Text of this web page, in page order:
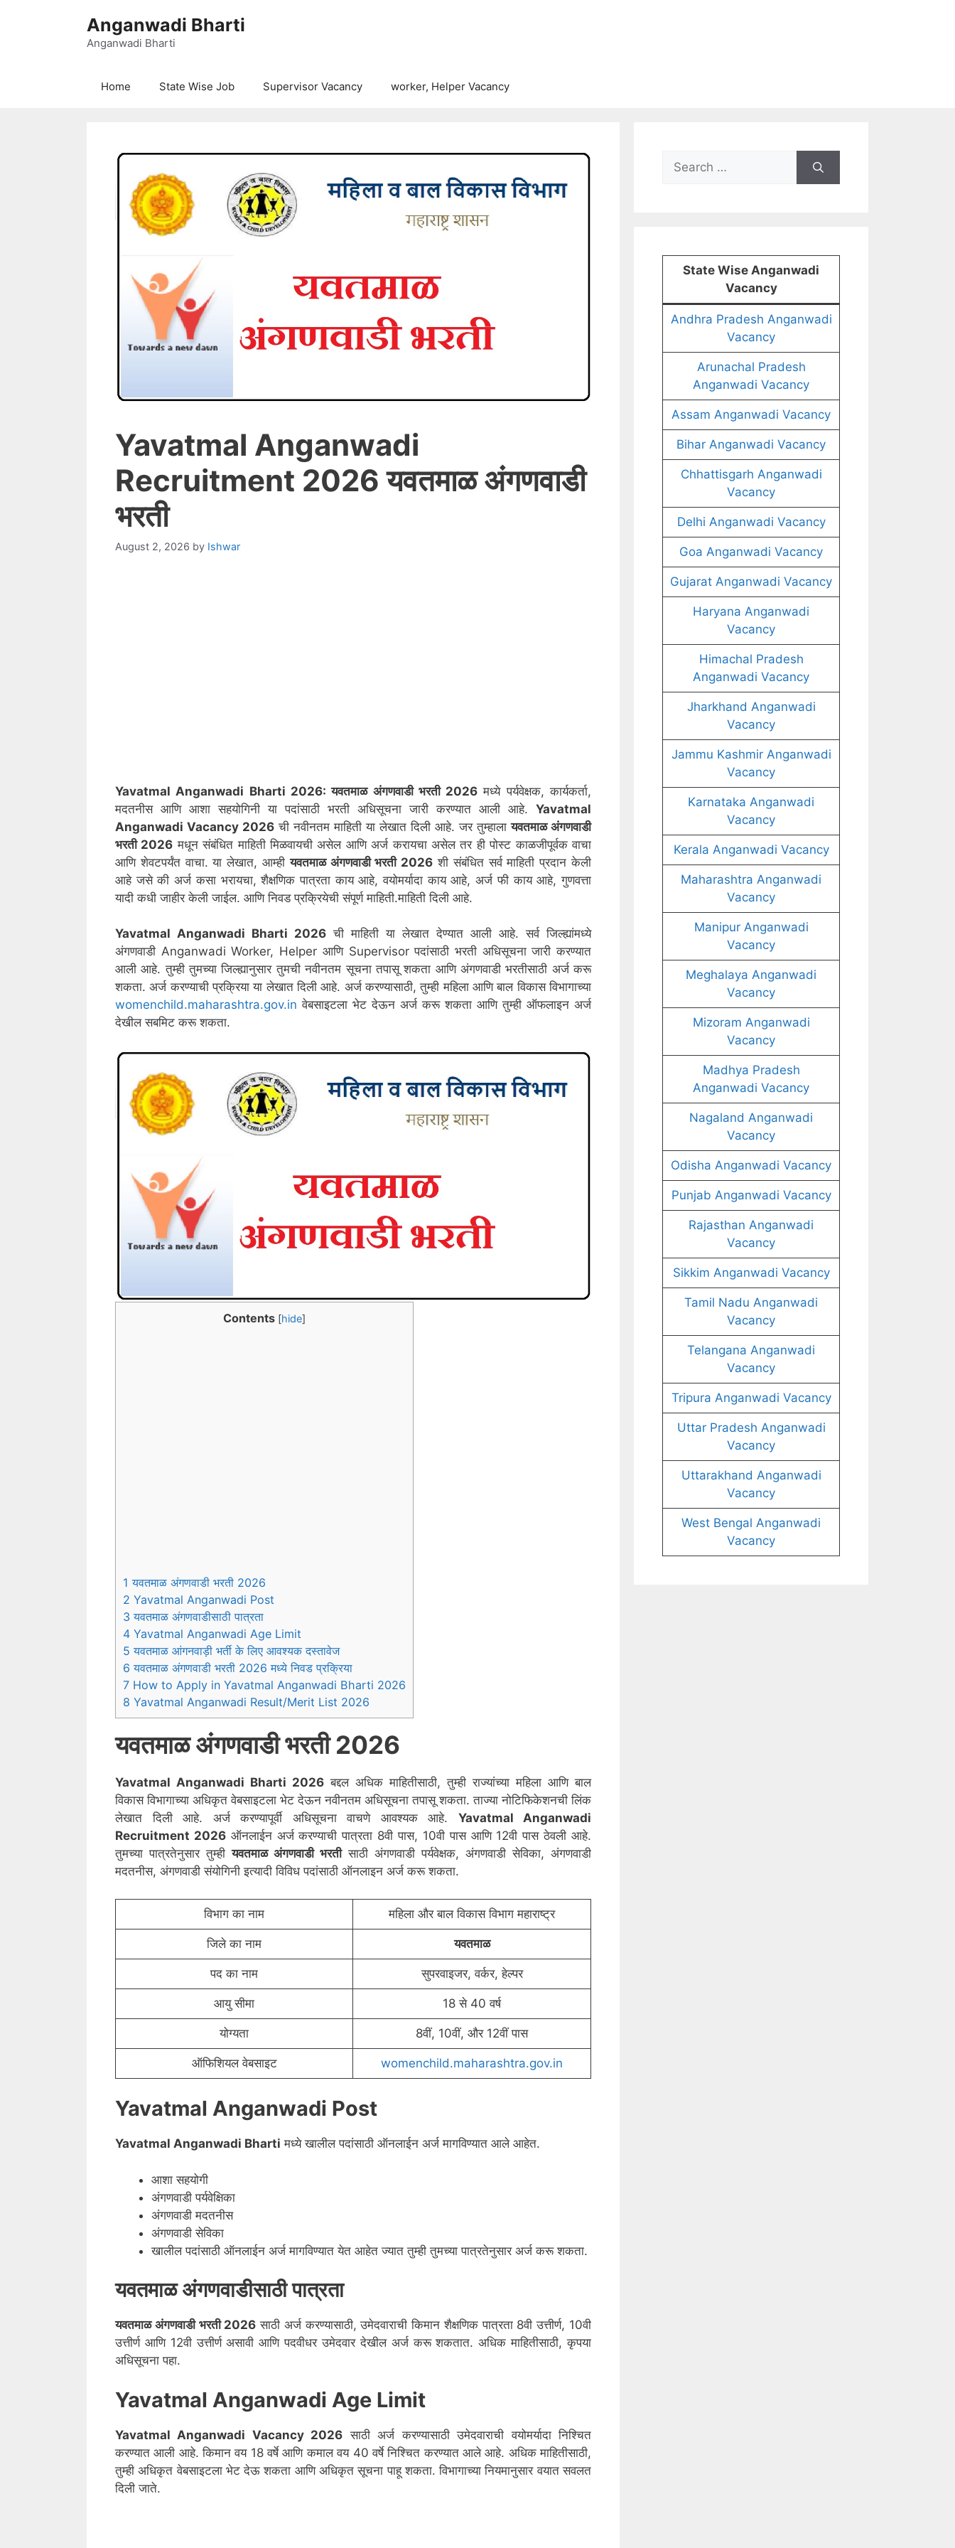
Anganwadi Bharti
Anganwadi Bharti
Home State Wise Job Supervisor Vacancy worker, Helper Vacancy
Yavatmal Anganwadi
Recruitment 2026 यवतमाळ अंगणवाडी
भरती
August 2, 2026 by Ishwar
Yavatmal Anganwadi Bharti 2026: यवतमाळ अंगणवाडी भरती 2026 मध्ये पर्यवेक्षक, कार्यकर्ता,
मदतनीस आणि आशा सहयोगिनी या पदांसाठी भरती अधिसूचना जारी करण्यात आली आहे. Yavatmal
Anganwadi Vacancy 2026 ची नवीनतम माहिती या लेखात दिली आहे. जर तुम्हालायवतमाळ अंगणवाडी
भरती 2026 मधून संबंधित माहिती मिळवायची असेल आणि अर्ज करायचा असेल तर ही पोस्ट काळजीपूर्वक वाचा
आणि शेवटपर्यंत वाचा. या लेखात, आम्हीयवतमाळ अंगणवाडी भरती 2026 शी संबंधित सर्व माहिती प्रदान केली
आहे जसे की अर्ज कसा भरायचा, शैक्षणिक पात्रता काय आहे, वयोमर्यादा काय आहे, अर्ज फी काय आहे, गुणवत्ता
यादी कधी जाहीर केली जाईल. आणि निवड प्रक्रियेची संपूर्ण माहिती.माहिती दिली आहे.
Yavatmal Anganwadi Bharti 2026 ची माहिती या लेखात देण्यात आली आहे. सर्व जिल्ह्यांमध्ये
अंगणवाडी Anganwadi Worker, Helper आणि Supervisor पदांसाठी भरती अधिसूचना जारी करण्यात
आली आहे. तुम्ही तुमच्या जिल्ह्यानुसार तुमची नवीनतम सूचना तपासू शकता आणि अंगणवाडी भरतीसाठी अर्ज करू
शकता. अर्ज करण्याची प्रक्रिया या लेखात दिली आहे. अर्ज करण्यासाठी, तुम्ही महिला आणि बाल विकास विभागाच्या
womenchild.maharashtra.gov.in वेबसाइटला भेट देऊन अर्ज करू शकता आणि तुम्ही ऑफलाइन अर्ज
देखील सबमिट करू शकता.
Contents [hide]
1 यवतमाळ अंगणवाडी भरती 2026
2 Yavatmal Anganwadi Post
3 यवतमाळ अंगणवाडीसाठी पात्रता
4 Yavatmal Anganwadi Age Limit
5 यवतमाळ आंगनवाड़ी भर्ती के लिए आवश्यक दस्तावेज
6 यवतमाळ अंगणवाडी भरती 2026 मध्ये निवड प्रक्रिया
7 How to Apply in Yavatmal Anganwadi Bharti 2026
8 Yavatmal Anganwadi Result/Merit List 2026
यवतमाळअंगणवाडी भरती 2026
Yavatmal Anganwadi Bharti 2026 बद्दल अधिक माहितीसाठी, तुम्ही राज्यांच्या महिला आणि बाल
विकास विभागाच्या अधिकृत वेबसाइटला भेट देऊन नवीनतम अधिसूचना तपासू शकता. ताज्या नोटिफिकेशनची लिंक
लेखात दिली आहे. अर्ज करण्यापूर्वी अधिसूचना वाचणे आवश्यक आहे. Yavatmal Anganwadi
Recruitment 2026ऑनलाईन अर्ज करण्याची पात्रता 8वी पास, 10वी पास आणि 12वी पास ठेवली आहे.
तुमच्या पात्रतेनुसार तुम्हीयवतमाळ अंगणवाडी भरतीसाठी अंगणवाडी पर्यवेक्षक, अंगणवाडी सेविका, अंगणवाडी
मदतनीस, अंगणवाडी संयोगिनी इत्यादी विविध पदांसाठी ऑनलाइन अर्ज करू शकता.
विभाग का नाम महिला और बाल विकास विभाग महाराष्ट्र
जिले का नाम यवतमाळ
पद का नाम सुपरवाइजर, वर्कर, हेल्पर
आयु सीमा 18 से 40 वर्ष
योग्यता 8वीं, 10वीं, और 12वीं पास
ऑफिशियल वेबसाइट womenchild.maharashtra.gov.in
Yavatmal Anganwadi Post
Yavatmal Anganwadi Bharti मध्ये खालील पदांसाठी ऑनलाईन अर्ज मागविण्यात आले आहेत.
आशा सहयोगी
अंगणवाडी पर्यवेक्षिका
अंगणवाडी मदतनीस
अंगणवाडी सेविका
खालील पदांसाठी ऑनलाईन अर्ज मागविण्यात येत आहेत ज्यात तुम्ही तुमच्या पात्रतेनुसार अर्ज करू शकता.
यवतमाळअंगणवाडीसाठी पात्रता
यवतमाळ अंगणवाडी भरती 2026 साठी अर्ज करण्यासाठी, उमेदवाराची किमान शैक्षणिक पात्रता 8वी उत्तीर्ण, 10वी
उत्तीर्ण आणि 12वी उत्तीर्ण असावी आणि पदवीधर उमेदवार देखील अर्ज करू शकतात. अधिक माहितीसाठी, कृपया
अधिसूचना पहा.
Yavatmal Anganwadi Age Limit
Yavatmal Anganwadi Vacancy 2026 साठी अर्ज करण्यासाठी उमेदवाराची वयोमर्यादा निश्चित
करण्यात आली आहे. किमान वय 18 वर्षे आणि कमाल वय 40 वर्षे निश्चित करण्यात आले आहे. अधिक माहितीसाठी,
तुम्ही अधिकृत वेबसाइटला भेट देऊ शकता आणि अधिकृत सूचना पाहू शकता. विभागाच्या नियमानुसार वयात सवलत
दिली जाते.
Search
for:
State Wise Anganwadi
Vacancy
Andhra Pradesh Anganwadi
Vacancy
Arunachal Pradesh
Anganwadi Vacancy
Assam Anganwadi Vacancy
Bihar Anganwadi Vacancy
Chhattisgarh Anganwadi
Vacancy
Delhi Anganwadi Vacancy
Goa Anganwadi Vacancy
Gujarat Anganwadi Vacancy
Haryana Anganwadi
Vacancy
Himachal Pradesh
Anganwadi Vacancy
Jharkhand Anganwadi
Vacancy
Jammu Kashmir Anganwadi
Vacancy
Karnataka Anganwadi
Vacancy
Kerala Anganwadi Vacancy
Maharashtra Anganwadi
Vacancy
Manipur Anganwadi
Vacancy
Meghalaya Anganwadi
Vacancy
Mizoram Anganwadi
Vacancy
Madhya Pradesh
Anganwadi Vacancy
Nagaland Anganwadi
Vacancy
Odisha Anganwadi Vacancy
Punjab Anganwadi Vacancy
Rajasthan Anganwadi
Vacancy
Sikkim Anganwadi Vacancy
Tamil Nadu Anganwadi
Vacancy
Telangana Anganwadi
Vacancy
Tripura Anganwadi Vacancy
Uttar Pradesh Anganwadi
Vacancy
Uttarakhand Anganwadi
Vacancy
West Bengal Anganwadi
Vacancy